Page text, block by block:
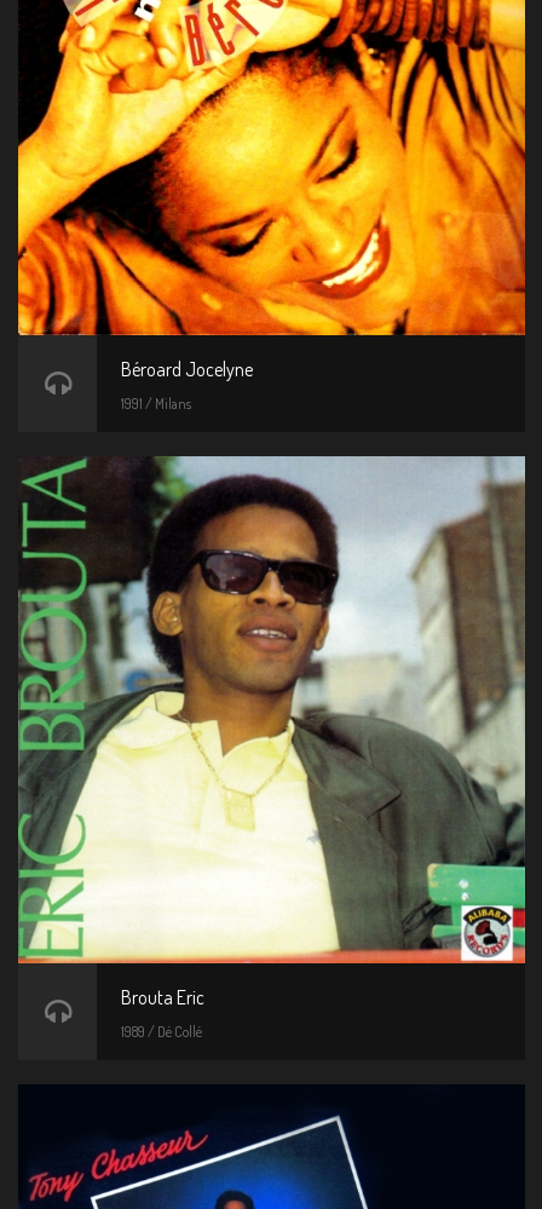
Béroard Jocelyne
1991 / Milans
Brouta Eric
1989 / Dé Collé